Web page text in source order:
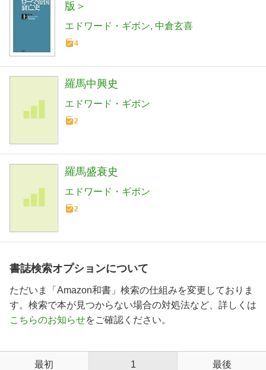
版＞
エドワード・ギボン 中倉玄喜
4
羅馬中興史
エドワード・ギボン
2
羅馬盛衰史
エドワード・ギボン
2
書誌検索オプションについて
ただいま「Amazon和書」検索の仕組みを変更しておりま
す。検索で本が見つからない場合の対処法など、詳しくは
こちらのお知らせをご確認ください。
最初 1 最後